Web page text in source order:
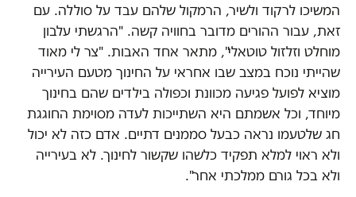
המשיכו לרקוד ולשיר, הרמקול שלהם עבד על סוללה. עם
זאת, עבור ההורים מדובר בחוויה קשה. "הרגשתי עלבון
מוחלט וזלזול טוטאלי", מתאר אחד האבות. "צר לי מאוד
שהייתי נוכח במצב שבו אחראי על החינוך מטעם העירייה
מוציא לפועל פגיעה מכוונת וכפולה בילדים שהם בחינוך
מיוחד, וכל אשמתם היא השתייכות לעדה מסוימת החוגגת
חג שלטעמו נראה כבעל סממנים דתיים. אדם כזה לא יכול
ולא ראוי למלא תפקיד כלשהו שקשור לחינוך. לא בעירייה
ולא בכל גורם ממלכתי אחר".